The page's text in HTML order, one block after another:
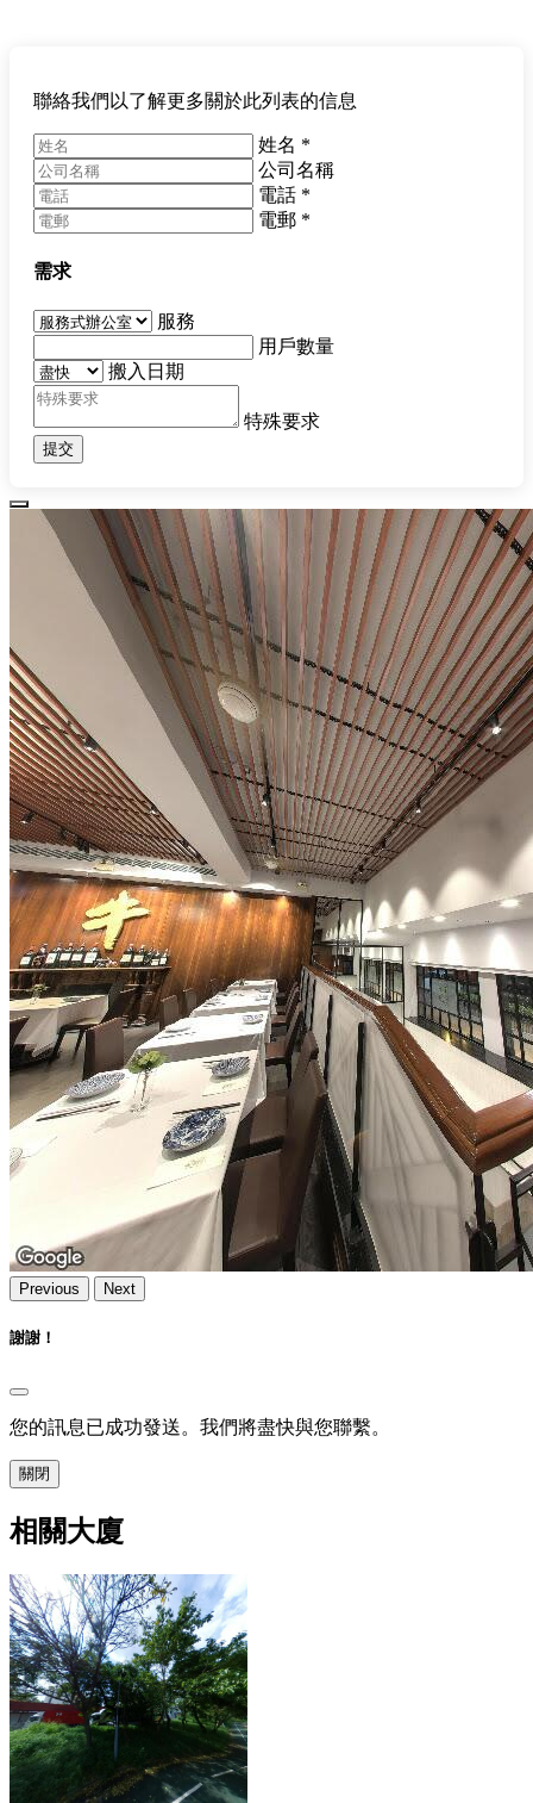
聯絡我們以了解更多關於此列表的信息
姓名 *
公司名稱
電話 *
電郵 *
需求
服務
用戶數量
搬入日期
特殊要求
提交
Previous Next
謝謝！
您的訊息已成功發送。我們將盡快與您聯繫。
關閉
相關大廈